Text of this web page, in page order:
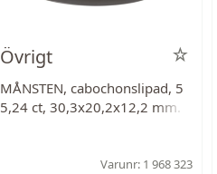
Övrigt
MÅNSTEN, cabochonslipad, 5
5,24 ct, 30,3x20,2x12,2 mm.
Varunr: 1 968 323